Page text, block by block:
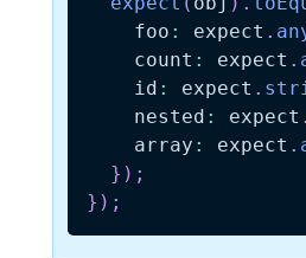
    foo
: expect .
    count
: expect .
    id
: expect .
    nested
: expect .
    array
: expect .
} ) ;
} ) ;